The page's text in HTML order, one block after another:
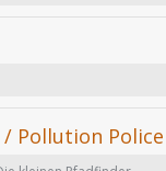
Pollution Police